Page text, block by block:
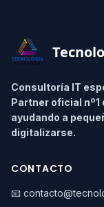
Consultoría IT
Partner oficial nº1
ayudando a
digitalizarse.
CONTACTO
📧